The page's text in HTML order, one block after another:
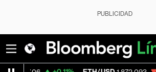
PUBLICIDAD